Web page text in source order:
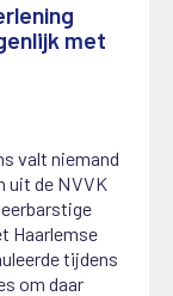
met
valt niemand
uit de NVVK
Haarlemse
tijdens
om daar